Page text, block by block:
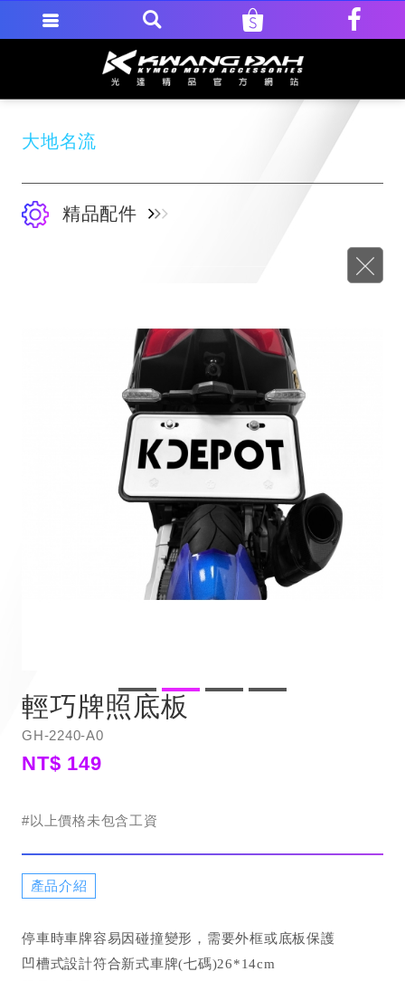
大地名流
精品配件
輕巧牌照底板
GH-2240-A0
NT$ 149
#以上價格未包含工資
產品介紹
停車時車牌容易因碰撞變形，需要外框或底板保護
凹槽式設計符合新式車牌(七碼)26*14cm